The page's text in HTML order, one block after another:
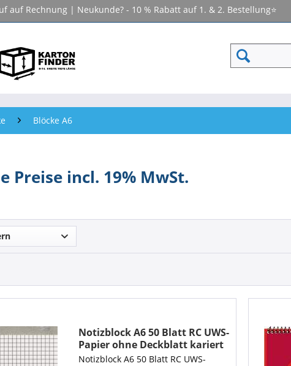
auf Rechnung | Neukunde? - 10 % Rabatt auf 1. & 2. Bestellung⭐
Blöcke A6
Preise incl. 19% MwSt.
Notizblock A6 50 Blatt RC UWS-
Papier ohne Deckblatt kariert
Notizblock A6 50 Blatt RC UWS-